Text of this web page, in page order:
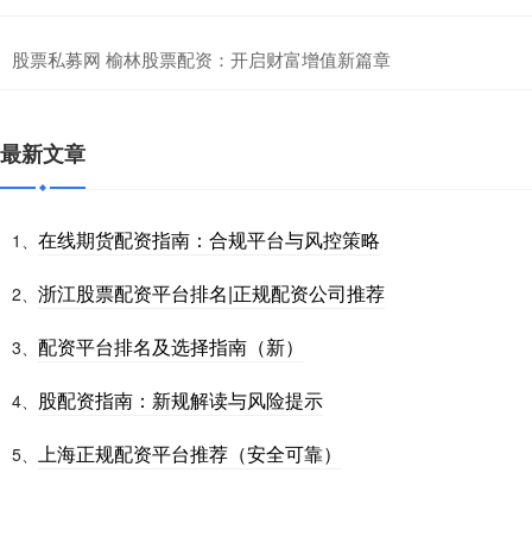
股票私募网 榆林股票配资：开启财富增值新篇章
最新文章
1、 在线期货配资指南：合规平台与风控策略
2、 浙江股票配资平台排名|正规配资公司推荐
3、 配资平台排名及选择指南（新）
4、 股配资指南：新规解读与风险提示
5、 上海正规配资平台推荐（安全可靠）